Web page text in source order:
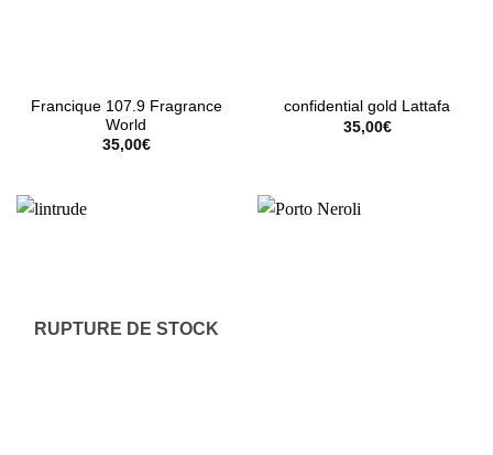
Francique 107.9 Fragrance
World
35,00€
confidential gold Lattafa
35,00€
RUPTURE DE STOCK